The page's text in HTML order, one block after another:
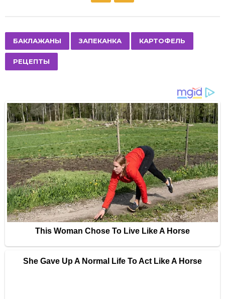
a
g
a
t
i
o
n
БАКЛАЖАНЫ ЗАПЕКАНКА КАРТОФЕЛЬ
РЕЦЕПТЫ